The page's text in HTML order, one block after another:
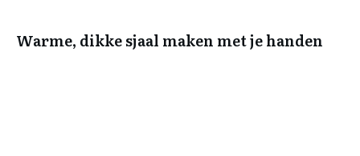
Warme, dikke sjaal maken met je handen